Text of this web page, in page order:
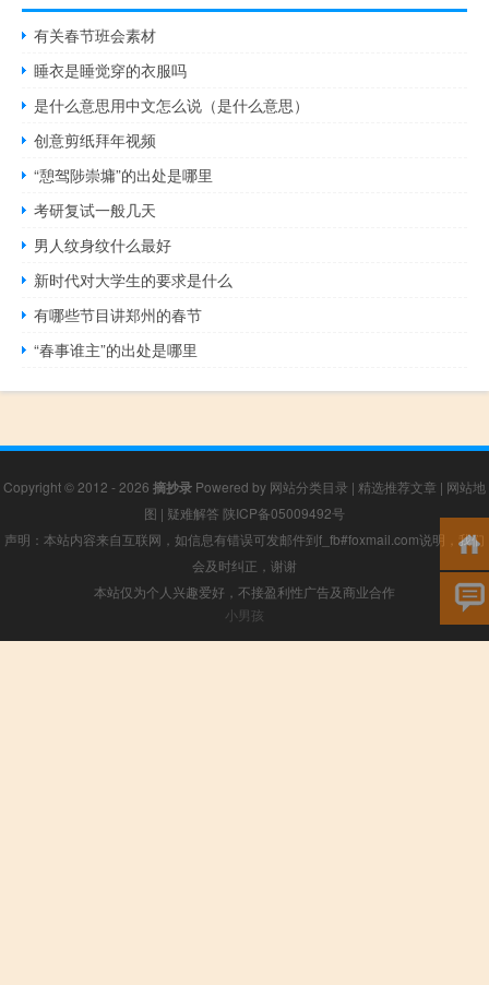
有关春节班会素材
睡衣是睡觉穿的衣服吗
是什么意思用中文怎么说（是什么意思）
创意剪纸拜年视频
“憩驾陟崇墉”的出处是哪里
考研复试一般几天
男人纹身纹什么最好
新时代对大学生的要求是什么
有哪些节目讲郑州的春节
“春事谁主”的出处是哪里
Copyright © 2012 - 2026 摘抄录 Powered by 网站分类目录 | 精选推荐文章 | 网站地
图 | 疑难解答 陕ICP备05009492号
声明：本站内容来自互联网，如信息有错误可发邮件到f_fb#foxmail.com说明，我们
会及时纠正，谢谢
本站仅为个人兴趣爱好，不接盈利性广告及商业合作
小男孩